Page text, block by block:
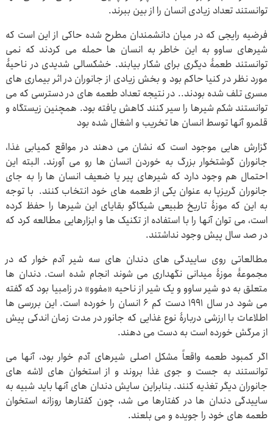
توانستند تعداد زیادی انسان را از بین ببرند.
فرضیه رایجی که در میان دانشمندان مطرح شده حاکی از این است که
شیرهای ساوو به این خاطر به انسان ها حمله می کردند که نمی
توانستند طعمۀ دیگری برای شکار بیابند. خشکسالی شدیدی در ناحیۀ
مورد نظر در کنیا حاکم بود و بخش زیادی از جانوران در اثر بیماری های
مسری تلف شده بودند.. در نتیجه تعداد طعمه های در دسترسی که می
توانستند شکم شیرها را سیر کنند کاهش یافته بود. همچنین زیستگاه و
قلمرو آنها توسط انسان ها تخریب و اشغال شده بود
گزارش هایی موجود است که نشان می دهند در مواقع کمیابی غذا،
جانوران گوشتخوار بزرگ به خوردن انسان ها رو می آورند. البته این
احتمال هم وجود دارد که شیرهای پیر یا ضعیف انسان ها را به جای
جانوران گریزپا به عنوان یکی از طعمه های خود انتخاب کنند. با توجه
به این که موزۀ تاریخ طبیعی شیکاگو بقایای این شیرها را حفظ کرده
است، می توان آنها را با استفاده از تکنیک ها و ابزارهایی مطالعه کرد که
در صد سال پیش وجود نداشتند.
مطالعاتی روی ساییدگی های دندان های سه شیر آدم خوار که در
مجموعۀ موزۀ میدانی نگهداری می شوند انجام شده است. دندان ها
متعلق به دو شیر ساوو و یک شیر از ناحیه «مفوو» در زامبیا بود که گفته
می شود در سال 1991 دست کم 6 انسان را خورده است. این بررسی ها
اطلاعات با ارزشی دربارۀ نوع غذایی که جانور در مدت زمان اندکی پیش
از مرگش خورده است به دست می دهند.
اگر کمبود طعمه واقعاً مشکل اصلی شیرهای آدم خوار بود، آنها می
توانستند به جست و جوی غذا بروند و از استخوان های لاشه های
جانوران دیگر تغذیه کنند. بنابراین سایش دندان های آنها باید شبیه به
ساییدگی دندان ها در کفتارها می شد، چون کفتارها روزانه استخوان
طعمه های خود را جویده و می بلعند.